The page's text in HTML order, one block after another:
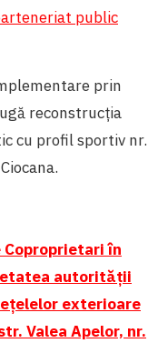
public
prin
reconstrucția
cu profil sportiv nr.
Coproprietari în
autorității
exterioare
Valea Apelor, nr.